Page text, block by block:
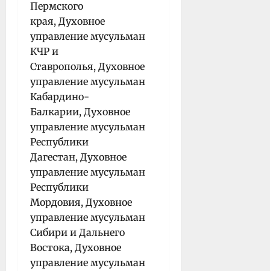
Пермского
края, Духовное
управление мусульман
КЧР и
Ставрополья, Духовное
управление мусульман
Кабардино-
Балкарии, Духовное
управление мусульман
Республики
Дагестан, Духовное
управление мусульман
Республики
Мордовия, Духовное
управление мусульман
Сибири и Дальнего
Востока, Духовное
управление мусульман